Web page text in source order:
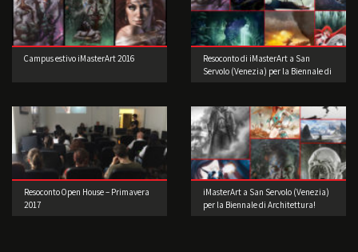
Campus estivo iMasterArt 2016
Resoconto di iMasterArt a San
Servolo (Venezia) per la Biennale di
Resoconto Open House – Primavera
2017
iMasterArt a San Servolo (Venezia)
per la Biennale di Architettura!